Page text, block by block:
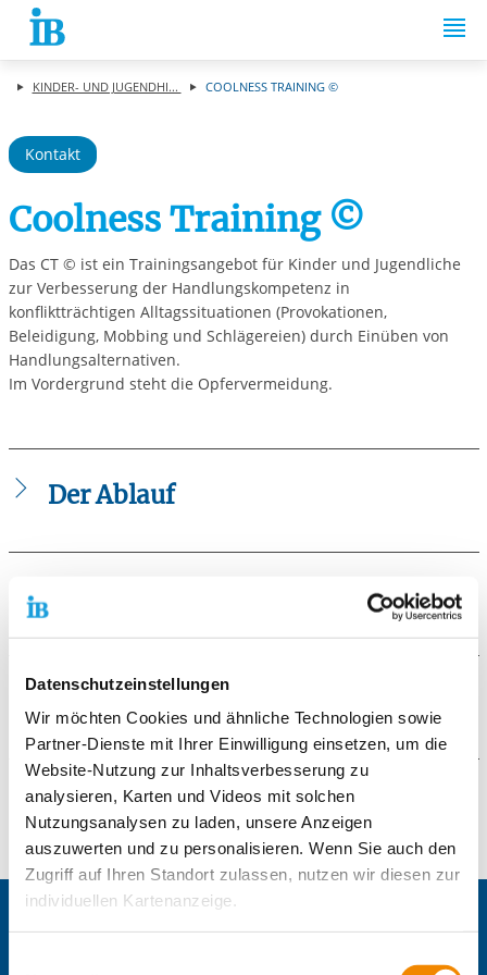
Datenschutzeinstellungen
Wir möchten Cookies und ähnliche Technologien sowie
Partner-Dienste mit Ihrer Einwilligung einsetzen, um die
Website-Nutzung zur Inhaltsverbesserung zu
analysieren, Karten und Videos mit solchen
Nutzungsanalysen zu laden, unsere Anzeigen
auszuwerten und zu personalisieren. Wenn Sie auch den
Zugriff auf Ihren Standort zulassen, nutzen wir diesen zur
individuellen Kartenanzeige.
Springe zum Inhalt
KINDER- UND JUGENDHI... COOLNESS TRAINING ©
Kontakt
Coolness Training ©
Das CT © ist ein Trainingsangebot für Kinder und Jugendliche
zur Verbesserung der Handlungskompetenz in
konfliktträchtigen Alltagssituationen (Provokationen,
Beleidigung, Mobbing und Schlägereien) durch Einüben von
Handlungsalternativen.
Im Vordergrund steht die Opfervermeidung.
Der Ablauf
Wie sollten wir miteinander umgehen?
Die Voraussetzungen
Trainings müssen in der Lage sein, den Inhalten zu folgen
und sie zu verstehen.
Die Zielgruppe
Das Angebot richtet sich an Kinder und Jugendliche ab der
3. Jahrgangsstufe in allen Schulformen.
Ansatz für das Training in der Klasse sind aggressive
Verhaltensmuster, Mobbing, Schulabsentismus, Diebstähle
usw.
Kontaktformular
Die mit einem Sternchen (*) gekennzeichneten Felder sind
Pflichtfelder.
Zentrale IB-Websites: